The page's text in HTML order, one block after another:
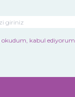
okudum, kabul ediyorum.